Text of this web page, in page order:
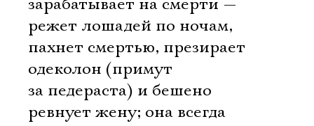
зарабатывает на смерти —
режет лошадей по ночам,
пахнет смертью, презирает
одеколон (примут
за педераста) и бешено
ревнует жену; она всегда